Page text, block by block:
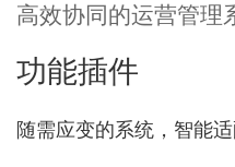
高效协同的运营管理
功能插件
随需应变的系统，智能